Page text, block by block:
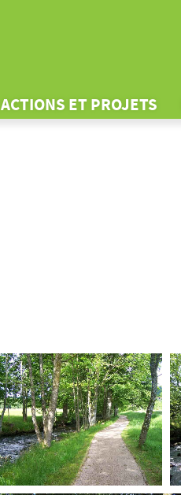
ACTIONS ET PROJETS